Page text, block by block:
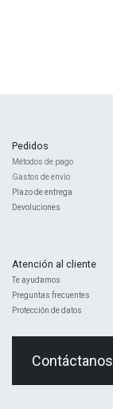
Pedidos
Métodos de pago
Gastos de envío
Plazo de entrega
Devoluciones
Atención al cliente
Te ayudamos
Preguntas frecuentes
Protección de datos
Contáctanos